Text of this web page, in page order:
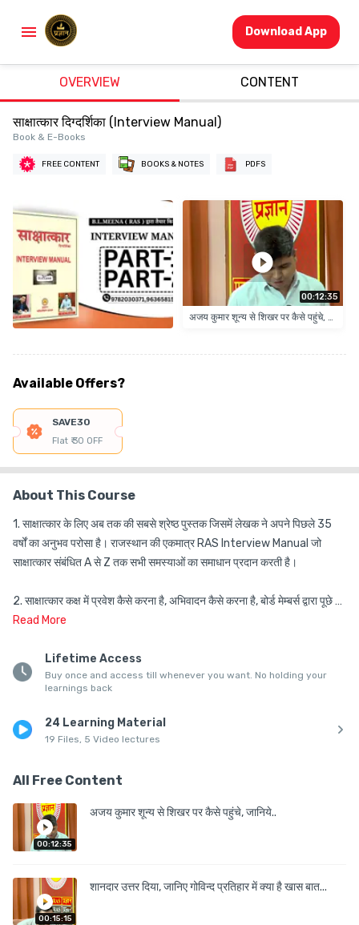
Download App
OVERVIEW CONTENT
साक्षात्कार दिग्दर्शिका (Interview Manual)
Book & E-Books
FREE CONTENT BOOKS & NOTES PDFS
अजय कुमार शून्य से शिखर पर कैसे पहुंचे, जानिये..
00:12:35
Available Offers?
SAVE30
Flat ₹ 30 OFF
About This Course
1. साक्षात्कार के लिए अब तक की सबसे श्रेष्ठ पुस्तक जिसमें लेखक ने अपने पिछले 35
वर्षों का अनुभव परोसा है। राजस्थान की एकमात्र RAS Interview Manual जो
साक्षात्कार संबंधित A से Z तक सभी समस्याओं का समाधान प्रदान करती है।
2. साक्षात्कार कक्ष में प्रवेश कैसे करना है, अभिवादन कैसे करना है, बोर्ड मेम्बर्स द्वारा पूछे
जाने वाले सवालों का जवाब कैसे देना है, अंत में वापिस उठकर कैसे आना है आदि सभी छोटी-
3. Interview Book में बताये गये सभी विषयों के अनुसार आप तैयारी करके साक्षात्कार
पेनल का सामना करते हैं, तो आपको सर्वश्रेष्ठ अंक मिलने की संभावना है।
4. इस पुस्तक में Interview संबंधी Do's and Don't की सूची उपलब्ध करवायी गई है
Read More
Lifetime Access
Buy once and access till whenever you want. No holding your
learnings back
24 Learning Material
19 Files, 5 Video lectures
All Free Content
00:12:35
अजय कुमार शून्य से शिखर पर कैसे पहुंचे, जानिये..
00:15:15
शानदार उत्तर दिया, जानिए गोविन्द प्रतिहार में क्या है खास बात...